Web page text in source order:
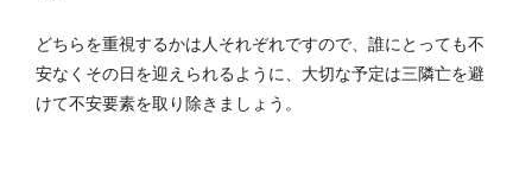
どちらを重視するかは人それぞれですので、誰にとっても不
安なくその日を迎えられるように、大切な予定は三隣亡を避
けて不安要素を取り除きましょう。